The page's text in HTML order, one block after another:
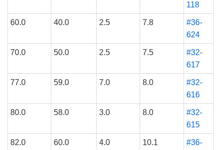
118
60.0 40.0 2.5 7.8
#36-
624
70.0 50.0 2.5 7.5
#32-
617
77.0 59.0 7.0 8.0
#32-
616
80.0 58.0 3.0 8.0
#32-
615
82.0 60.0 4.0 10.1
#36-